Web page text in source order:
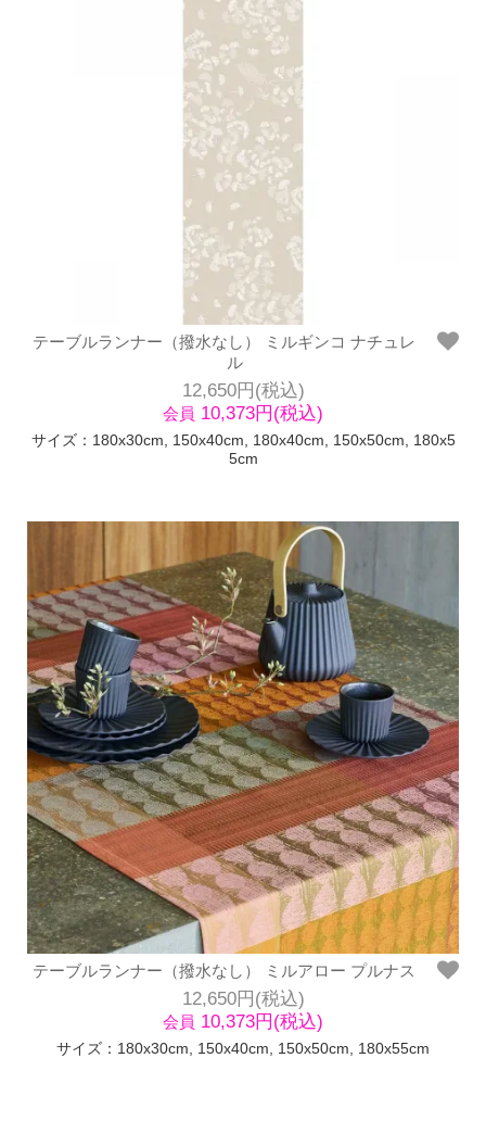
テーブルランナー（撥水なし） ミルギンコ ナチュレ
ル
12,650円(税込)
会員 10,373円(税込)
サイズ：180x30cm, 150x40cm, 180x40cm, 150x50cm, 180x5
5cm
テーブルランナー（撥水なし） ミルアロー プルナス
12,650円(税込)
会員 10,373円(税込)
サイズ：180x30cm, 150x40cm, 150x50cm, 180x55cm